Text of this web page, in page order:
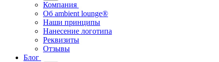
Компания
Oб ambient lounge®
Наши принципы
Нанесение логотипа
Реквизиты
Отзывы
Блог